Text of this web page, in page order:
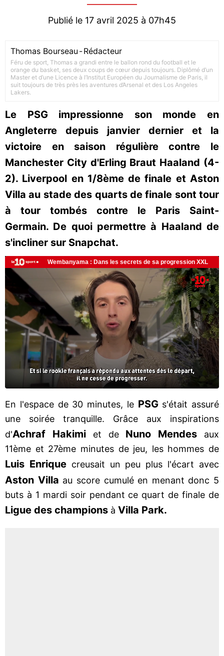
Publié le 17 avril 2025 à 07h45
Thomas Bourseau -Rédacteur
Féru de sport, Thomas a grandi entre le ballon rond du football et le
orange du basket, ses deux coups de cœur depuis toujours. Diplômé d’un
Master et d’une Licence à l’Institut Européen du Journalisme de Paris, il
suit toujours de très près les aventures d’Arsenal et des Los Angeles
Lakers.
Le PSG impressionne son monde en
Angleterre depuis janvier dernier et la
victoire en saison régulière contre le
Manchester City d'Erling Braut Haaland (4-
2). Liverpool en 1/8ème de finale et Aston
Villa au stade des quarts de finale sont tour
à tour tombés contre le Paris Saint-
Germain. De quoi permettre à Haaland de
s'incliner sur Snapchat.
En l'espace de 30 minutes, le PSG s'était assuré
une soirée tranquille. Grâce aux inspirations
d'Achraf Hakimi et de Nuno Mendes
aux
11ème et 27ème minutes de jeu, les hommes de
Luis Enrique creusait un peu plus l'écart avec
Aston Villa au score cumulé en menant donc 5
buts à 1 mardi soir pendant ce quart de finale de
Ligue des champions à Villa Park.